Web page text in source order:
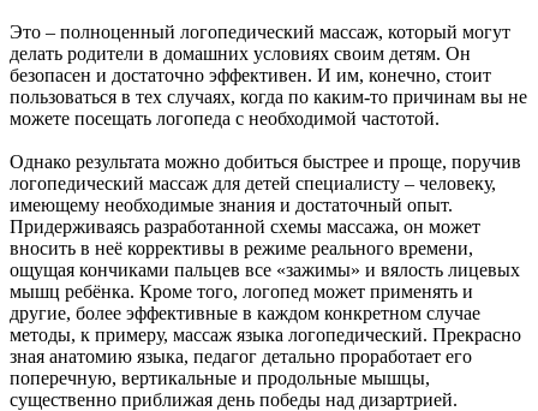
Это – полноценный логопедический массаж, который могут
делать родители в домашних условиях своим детям. Он
безопасен и достаточно эффективен. И им, конечно, стоит
пользоваться в тех случаях, когда по каким-то причинам вы не
можете посещать логопеда с необходимой частотой.
Однако результата можно добиться быстрее и проще, поручив
логопедический массаж для детей специалисту – человеку,
имеющему необходимые знания и достаточный опыт.
Придерживаясь разработанной схемы массажа, он может
вносить в неё коррективы в режиме реального времени,
ощущая кончиками пальцев все «зажимы» и вялость лицевых
мышц ребёнка. Кроме того, логопед может применять и
другие, более эффективные в каждом конкретном случае
методы, к примеру, массаж языка логопедический. Прекрасно
зная анатомию языка, педагог детально проработает его
поперечную, вертикальные и продольные мышцы,
существенно приближая день победы над дизартрией.